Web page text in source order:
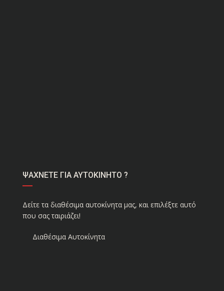
ΨΑΧΝΕΤΕ ΓΙΑ ΑΥΤΟΚΙΝΗΤΟ ?
Δείτε τα διαθέσιμα αυτοκίνητα μας, και επιλέξτε αυτό
που σας ταιριάζει!
Διαθέσιμα Αυτοκίνητα